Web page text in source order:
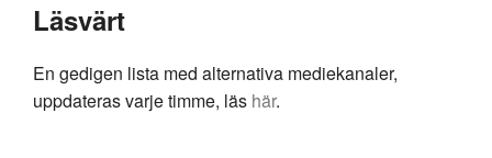
Läsvärt
En gedigen lista med alternativa mediekanaler,
uppdateras varje timme, läs här.